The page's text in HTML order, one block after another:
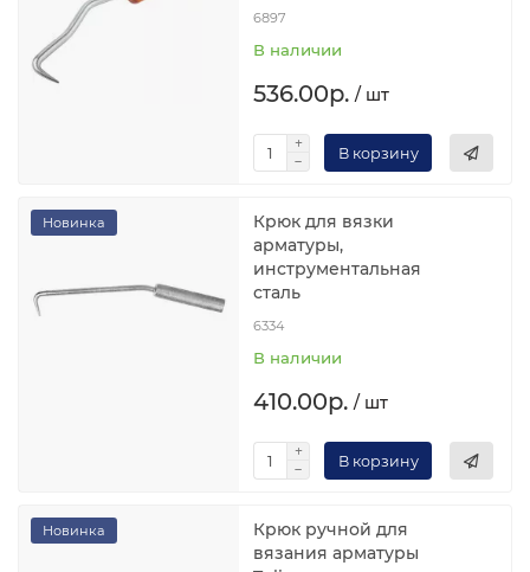
6897
В наличии
536.00р. / шт
В корзину
Новинка
Крюк для вязки
арматуры,
инструментальная
сталь
6334
В наличии
410.00р. / шт
В корзину
Новинка
Крюк ручной для
вязания арматуры